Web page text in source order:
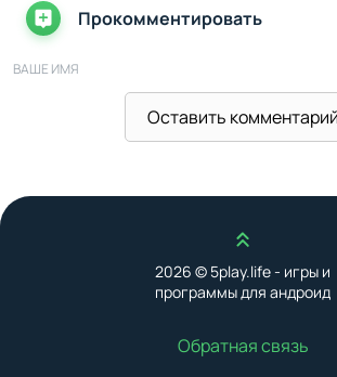
Прокомментировать
ВАШЕ ИМЯ
Оставить комментарий
Наверх
2026 © 5play.life - игры и
программы для андроид
Обратная связь